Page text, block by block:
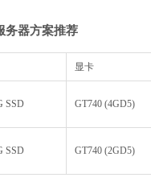
务器方案推荐
显卡
SSD GT740 (4GD5)
SSD GT740 (2GD5)